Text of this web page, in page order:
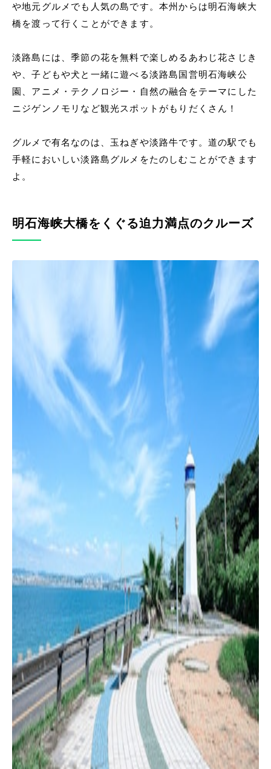
や地元グルメでも人気の島です。本州からは明石海峡大
橋を渡って行くことができます。
淡路島には、季節の花を無料で楽しめるあわじ花さじき
や、子どもや犬と一緒に遊べる淡路島国営明石海峡公
園、アニメ・テクノロジー・自然の融合をテーマにした
ニジゲンノモリなど観光スポットがもりだくさん！
グルメで有名なのは、玉ねぎや淡路牛です。道の駅でも
手軽においしい淡路島グルメをたのしむことができます
よ。
明石海峡大橋をくぐる迫力満点のクルーズ